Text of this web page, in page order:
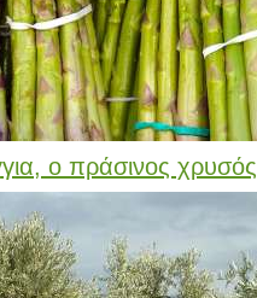
ο πράσινος χρυσός